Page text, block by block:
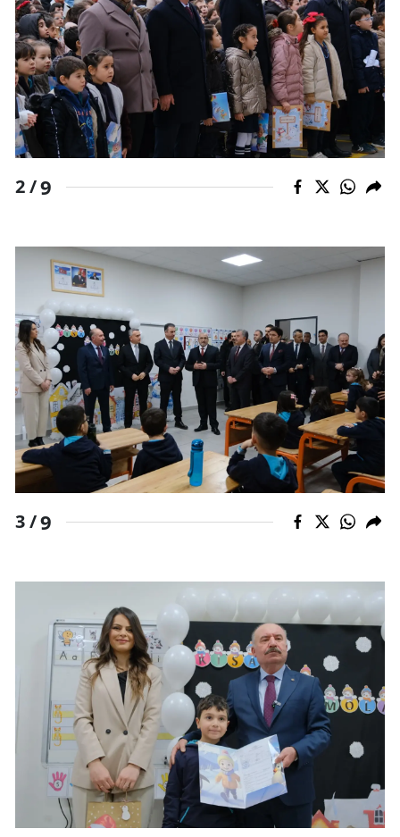
Kütahya
Malatya
Manisa
Kahramanmaraş
Muş
Nevşehir
Niğde
Ordu
Rize
Sakarya
Samsun
Tekirdağ
Tokat
Trabzon
Tunceli
Şanlıurfa
Uşak
Van
2 /9
3 /9